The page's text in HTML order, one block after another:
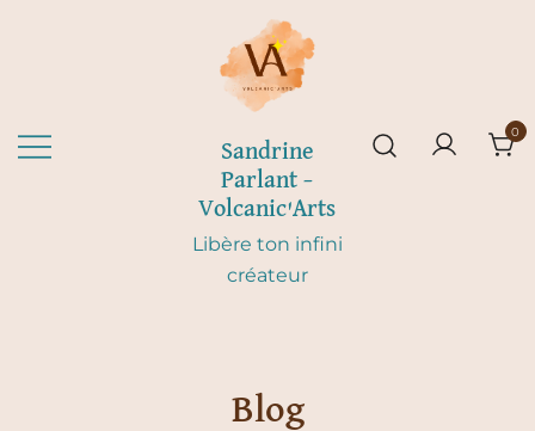
Sandrine
Parlant –
Volcanic'Arts
Libère ton infini
créateur
0
Blog